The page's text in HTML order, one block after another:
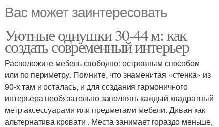
Вас может заинтересовать
Уютные однушки 30-44 м: как
создать современный интерьер
Расположите мебель свободно: островным способом
или по периметру. Помните, что знаменитая «стенка» из
90-х там и осталась, и для создания гармоничного
интерьера необязательно заполнять каждый квадратный
метр аксессуарами или предметами мебели. Диван как
альтернатива кровати . Места занимает гораздо меньше,